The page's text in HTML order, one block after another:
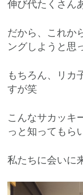
伸び代たくさん
だから、これか
ングしようと思
もちろん、リカ
すが笑
こんなサカッキ
っと知ってもら
私たちに会いに